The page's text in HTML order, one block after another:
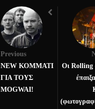
Previous
NEW ΚΟΜΜΑΤΙ
ΓΙΑ ΤΟΥΣ
MOGWAI!
Οι Rolling